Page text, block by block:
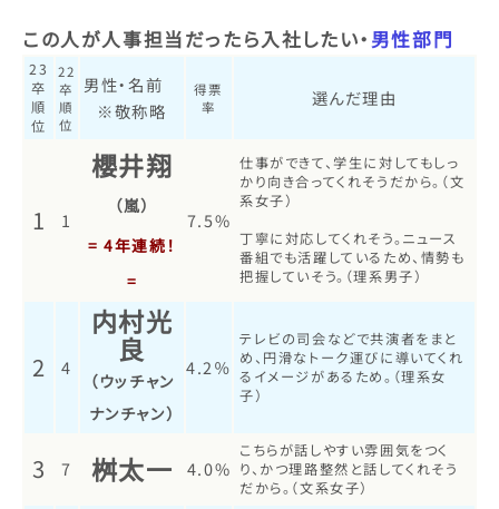
この人が人事担当だったら入社したい・男性部門
23
卒
順
位
22
卒
順
位
男性・名前
※敬称略
得票
率
選んだ理由
1 1
櫻井翔
（嵐）
= 4年連続！
=
7.5%
仕事ができて、学生に対してもしっ
かり向き合ってくれそうだから。（文
系女子）
丁寧に対応してくれそう。ニュース
番組でも活躍しているため、情勢も
把握していそう。（理系男子）
2 4
内村光
良
（ウッチャン
ナンチャン）
4.2％
テレビの司会などで共演者をまと
め、円滑なトーク運びに導いてくれ
るイメージがあるため。（理系女
子）
3 7 桝太一 4.0%
こちらが話しやすい雰囲気をつく
り、かつ理路整然と話してくれそう
だから。（文系女子）